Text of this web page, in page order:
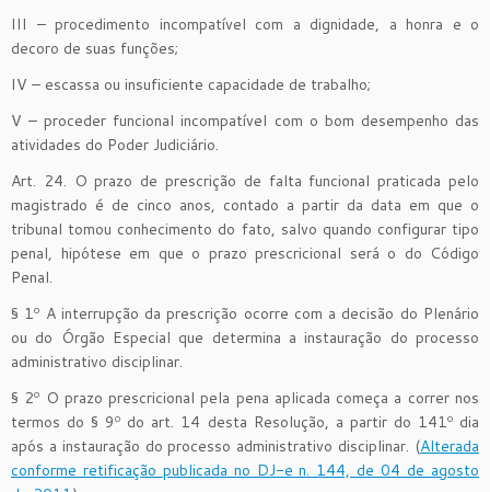
III – procedimento incompatível com a dignidade, a honra e o
decoro de suas funções;
IV – escassa ou insuficiente capacidade de trabalho;
V – proceder funcional incompatível com o bom desempenho das
atividades do Poder Judiciário.
Art. 24. O prazo de prescrição de falta funcional praticada pelo
magistrado é de cinco anos, contado a partir da data em que o
tribunal tomou conhecimento do fato, salvo quando configurar tipo
penal, hipótese em que o prazo prescricional será o do Código
Penal.
§ 1º A interrupção da prescrição ocorre com a decisão do Plenário
ou do Órgão Especial que determina a instauração do processo
administrativo disciplinar.
§ 2º O prazo prescricional pela pena aplicada começa a correr nos
termos do § 9º do art. 14 desta Resolução, a partir do 141º dia
após a instauração do processo administrativo disciplinar. (Alterada
conforme retificação publicada no DJ-e n. 144, de 04 de agosto